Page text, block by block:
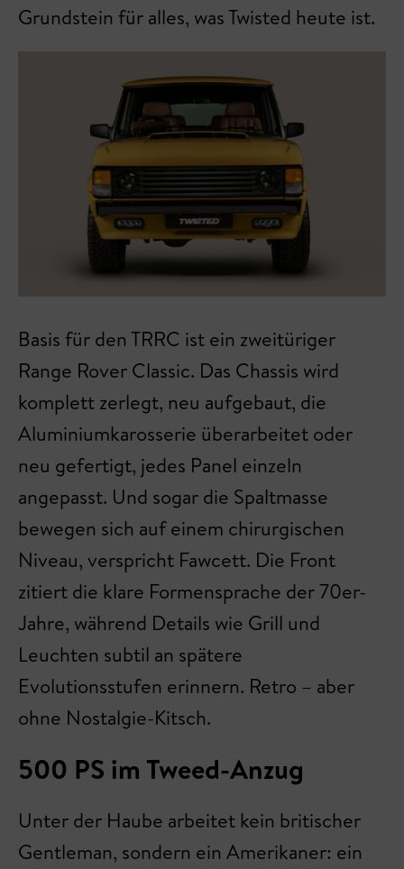
Grundstein für alles, was Twisted heute ist.
Basis für den TRRC ist ein zweitüriger
Range Rover Classic. Das Chassis wird
komplett zerlegt, neu aufgebaut, die
Aluminiumkarosserie überarbeitet oder
neu gefertigt, jedes Panel einzeln
angepasst. Und sogar die Spaltmasse
bewegen sich auf einem chirurgischen
Niveau, verspricht Fawcett. Die Front
zitiert die klare Formensprache der 70er-
Jahre, während Details wie Grill und
Leuchten subtil an spätere
Evolutionsstufen erinnern. Retro – aber
ohne Nostalgie-Kitsch.
500 PS im Tweed-Anzug
Unter der Haube arbeitet kein britischer
Gentleman, sondern ein Amerikaner: ein